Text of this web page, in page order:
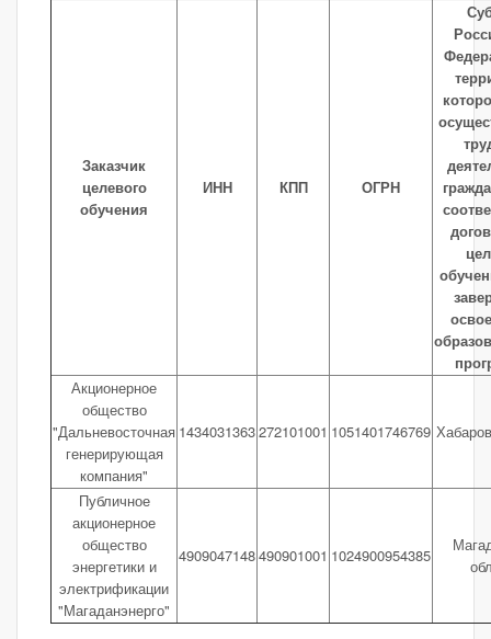
Заказчик
целевого
обучения
ИНН КПП ОГРН
Акционерное
общество
"Дальневосточная
генерирующая
компания"
1434031363272101001 1051401746769
Публичное
акционерное
общество
энергетики и
электрификации
"Магаданэнерго"
4909047148490901001 1024900954385